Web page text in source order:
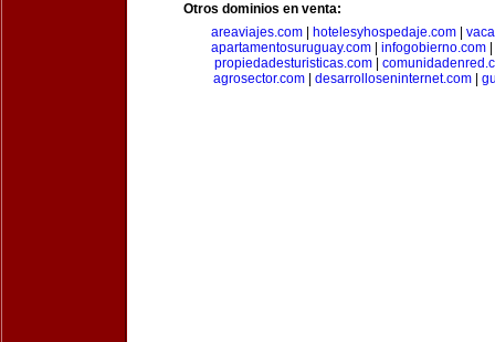
Otros dominios en venta:
areaviajes.com
hotelesyhospedaje.com
apartamentosuruguay.com
infogobierno.com
propiedadesturisticas.com|
agrosector.com
desarrolloseninternet.com